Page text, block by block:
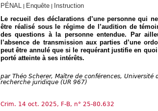
PÉNAL Enquête
Instruction
Le recueil des déclarations d’une personne qui
être réalisé sous le régime de l’audition de
des questions à la personne entendue. Par
l’absence de transmission aux parties d’une
peut être annulé que si le requérant justifie en
porté atteinte à ses intérêts.
par Théo Scherer, Maître de conférences,
recherche juridique (UR 967)
Crim. 14 oct. 2025, F-B, n° 25-80.632